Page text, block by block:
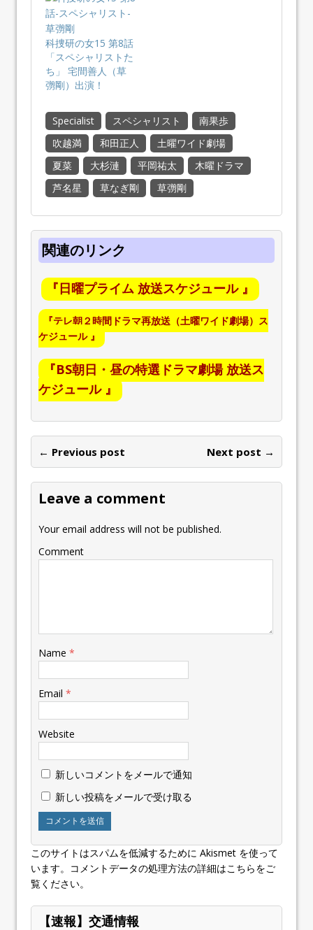
科捜研の女15 第8話
「スペシャリストた
ち」 宅間善人（草
彅剛）出演！
Specialist スペシャリスト
南果歩
吹越満
和田正人
土曜ワイド劇場
夏菜
大杉漣 平岡祐太
木曜ドラマ
芦名星
草なぎ剛 草彅剛
関連のリンク
『日曜プライム 放送スケジュール 』
『テレ朝２時間ドラマ再放送（土曜ワイド劇場）ス
ケジュール 』
『BS朝日・昼の特選ドラマ劇場 放送ス
ケジュール 』
← Previous post Next post →
Leave a comment
Your email address will not be published.
Comment
Name *
Email *
Website
新しいコメントをメールで通知
新しい投稿をメールで受け取る
このサイトはスパムを低減するために Akismet を使って
います。 コメントデータの処理方法の詳細はこちらをご
覧ください。
【速報】交通情報